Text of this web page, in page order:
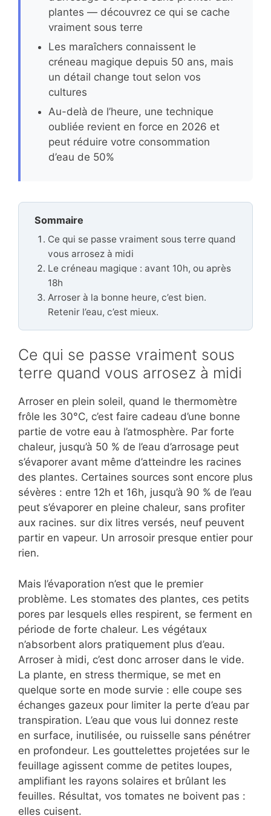
plantes — découvrez ce qui se cache
vraiment sous terre
Les maraîchers connaissent le
créneau magique depuis 50 ans, mais
un détail change tout selon vos
cultures
Au-delà de l’heure, une technique
oubliée revient en force en 2026 et
peut réduire votre consommation
d’eau de 50%
Sommaire
Ce qui se passe vraiment sous terre quand
vous arrosez à midi
Le créneau magique : avant 10h, ou après
18h
Arroser à la bonne heure, c’est bien.
Retenir l’eau, c’est mieux.
Ce qui se passe vraiment sous
terre quand vous arrosez à midi
Arroser en plein soleil, quand le thermomètre
frôle les 30°C, c’est faire cadeau d’une bonne
partie de votre eau à l’atmosphère. Par forte
chaleur, jusqu’à 50 % de l’eau d’arrosage peut
s’évaporer avant même d’atteindre les racines
des plantes. Certaines sources sont encore plus
sévères : entre 12h et 16h, jusqu’à 90 % de l’eau
peut s’évaporer en pleine chaleur, sans profiter
aux racines. sur dix litres versés, neuf peuvent
partir en vapeur. Un arrosoir presque entier pour
rien.
Mais l’évaporation n’est que le premier
problème. Les stomates des plantes, ces petits
pores par lesquels elles respirent, se ferment en
période de forte chaleur. Les végétaux
n’absorbent alors pratiquement plus d’eau.
Arroser à midi, c’est donc arroser dans le vide.
La plante, en stress thermique, se met en
quelque sorte en mode survie : elle coupe ses
échanges gazeux pour limiter la perte d’eau par
transpiration. L’eau que vous lui donnez reste
en surface, inutilisée, ou ruisselle sans pénétrer
en profondeur. Les gouttelettes projetées sur le
feuillage agissent comme de petites loupes,
amplifiant les rayons solaires et brûlant les
feuilles. Résultat, vos tomates ne boivent pas :
elles cuisent.